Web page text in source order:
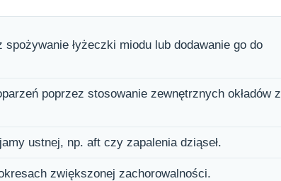
łyżeczki miodu lub dodawanie go do
poprzez stosowanie zewnętrznych okładów z
ustnej, np. aft czy zapalenia dziąseł.
zwiększonej zachorowalności.